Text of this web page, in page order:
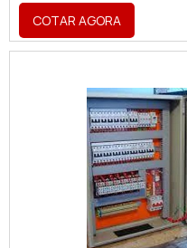
outros
possibilidades
produto.Conheça
produto também
outros materiais,
galvanizada, aço
escovado, PVC
de interesse, é
COTAR AGORA